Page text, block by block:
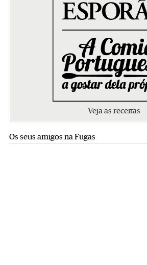
Veja as receitas
Os seus amigos na Fugas